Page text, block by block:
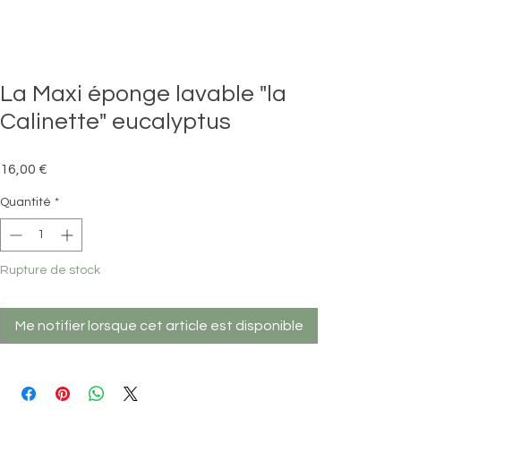
La Maxi éponge lavable "la
Calinette" eucalyptus
16,00 €
Quantité *
Rupture de stock
Me notifier lorsque cet article est disponible